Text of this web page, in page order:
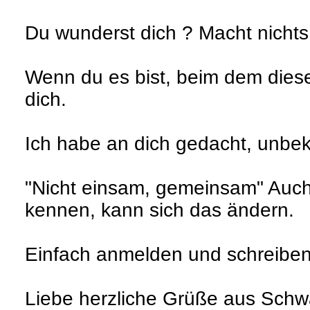
Du wunderst dich ? Macht
Wenn du es bist, beim dem
dich.
Ich habe an dich gedacht,
"Nicht einsam, gemeinsam"
kennen, kann sich das ändern.
Einfach anmelden und
Liebe herzliche Grüße aus